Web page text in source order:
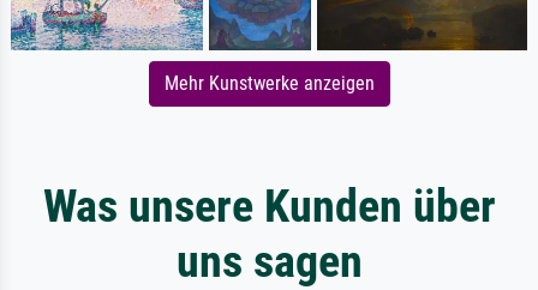
Mehr Kunstwerke anzeigen
Was unsere Kunden über
uns sagen